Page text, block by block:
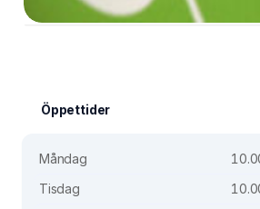
Öppettider
Måndag
Tisdag